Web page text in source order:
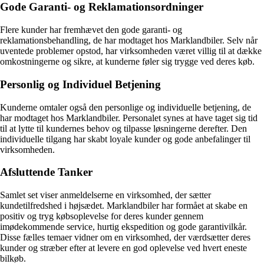
Gode Garanti- og Reklamationsordninger
Flere kunder har fremhævet den gode garanti- og
reklamationsbehandling, de har modtaget hos Marklandbiler. Selv når
uventede problemer opstod, har virksomheden været villig til at dække
omkostningerne og sikre, at kunderne føler sig trygge ved deres køb.
Personlig og Individuel Betjening
Kunderne omtaler også den personlige og individuelle betjening, de
har modtaget hos Marklandbiler. Personalet synes at have taget sig tid
til at lytte til kundernes behov og tilpasse løsningerne derefter. Den
individuelle tilgang har skabt loyale kunder og gode anbefalinger til
virksomheden.
Afsluttende Tanker
Samlet set viser anmeldelserne en virksomhed, der sætter
kundetilfredshed i højsædet. Marklandbiler har formået at skabe en
positiv og tryg købsoplevelse for deres kunder gennem
imødekommende service, hurtig ekspedition og gode garantivilkår.
Disse fælles temaer vidner om en virksomhed, der værdsætter deres
kunder og stræber efter at levere en god oplevelse ved hvert eneste
bilkøb.